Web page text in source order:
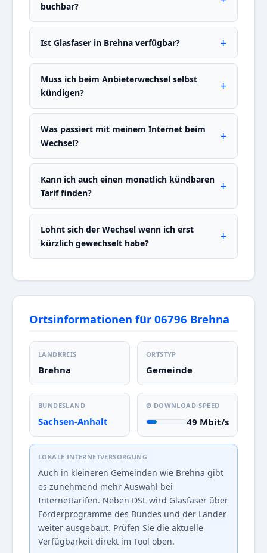
buchbar?
Ist Glasfaser in Brehna verfügbar?
Muss ich beim Anbieterwechsel selbst
kündigen?
Was passiert mit meinem Internet beim
Wechsel?
Kann ich auch einen monatlich kündbaren
Tarif finden?
Lohnt sich der Wechsel wenn ich erst
kürzlich gewechselt habe?
Ortsinformationen für 06796 Brehna
LANDKREIS
Brehna
ORTSTYP
Gemeinde
BUNDESLAND
Sachsen-Anhalt
Ø DOWNLOAD-SPEED
49 Mbit/s
LOKALE INTERNETVERSORGUNG
Auch in kleineren Gemeinden wie Brehna gibt
es zunehmend mehr Auswahl bei
Internettarifen. Neben DSL wird Glasfaser über
Förderprogramme des Bundes und der Länder
weiter ausgebaut. Prüfen Sie die aktuelle
Verfügbarkeit direkt im Tool oben.